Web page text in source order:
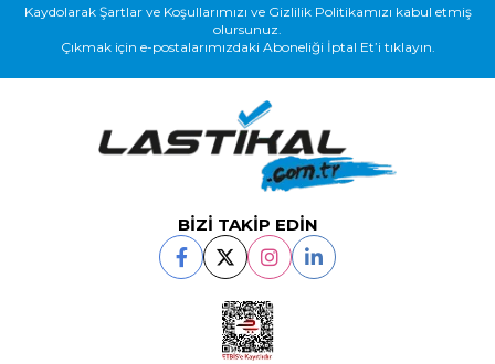
Kaydolarak Şartlar ve Koşullarımızı ve Gizlilik Politikamızı kabul etmiş
olursunuz.
Çıkmak için e-postalarımızdaki Aboneliği İptal Et’i tıklayın.
BİZİ TAKİP EDİN